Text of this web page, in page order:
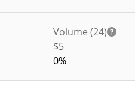
Volume (24)
$5
0%